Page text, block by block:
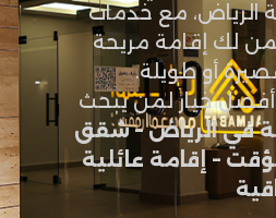
الرياض، مع خدمات
لك إقامة مريحة
أو طويلة.
خيار لمن يبحث
في الرياض – شقق
– إقامة عائلية